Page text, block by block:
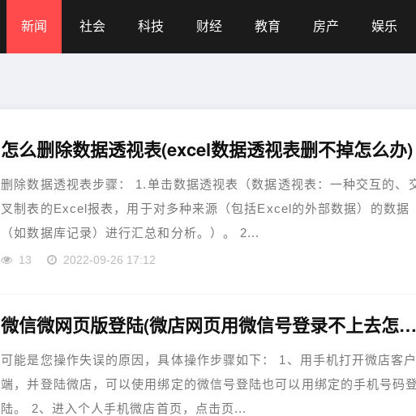
新闻 社会 科技 财经 教育 房产 娱乐
怎么删除数据透视表(excel数据透视表删不掉怎么办)
删除数据透视表步骤： 1.单击数据透视表（数据透视表：一种交互的、
叉制表的Excel报表，用于对多种来源（包括Excel的外部数据）的数据
（如数据库记录）进行汇总和分析。）。 2...
13 2022-09-26 17:12
微信微网页版登陆(微店网页用微信号登录不上去怎么办)
可能是您操作失误的原因，具体操作步骤如下： 1、用手机打开微店客户
端，并登陆微店，可以使用绑定的微信号登陆也可以用绑定的手机号码
陆。 2、进入个人手机微店首页，点击页...